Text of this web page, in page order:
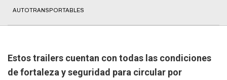
AUTOTRANSPORTABLES
Estos trailers cuentan con todas las condiciones
de fortaleza y seguridad para circular por